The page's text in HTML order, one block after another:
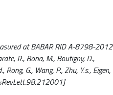
at BABAR RID A-8798-2012
R., Bona, M., Boutigny, D.,
Rong, G., Wang, P., Zhu, Y.s., Eigen,